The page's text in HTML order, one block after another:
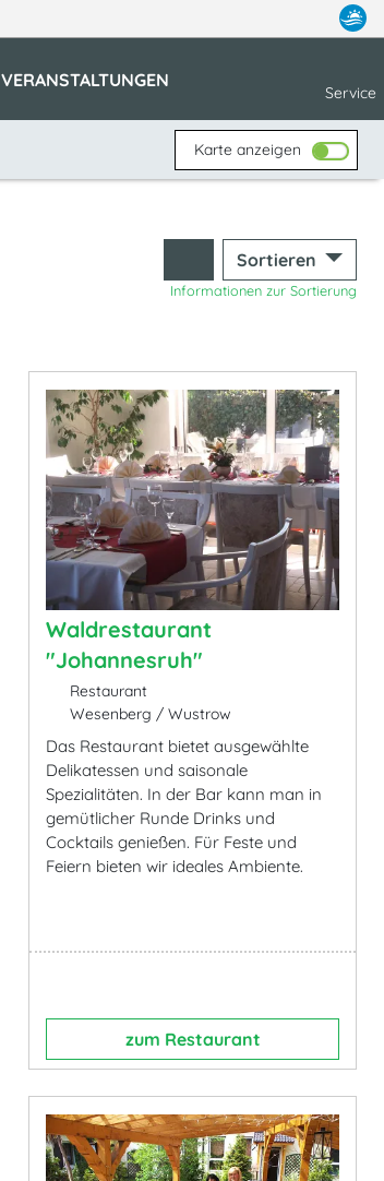
VERANSTALTUNGEN
Service
Karte anzeigen
Sortieren
Informationen zur Sortierung
Waldrestaurant
"Johannesruh"
Restaurant
Wesenberg / Wustrow
Das Restaurant bietet ausgewählte
Delikatessen und saisonale
Spezialitäten. In der Bar kann man in
gemütlicher Runde Drinks und
Cocktails genießen. Für Feste und
Feiern bieten wir ideales Ambiente.
zum Restaurant